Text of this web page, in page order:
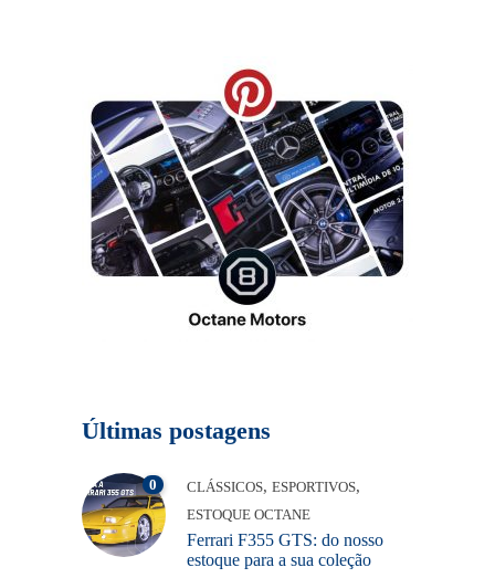
Últimas postagens
0 CLÁSSICOS, ESPORTIVOS,
ESTOQUE OCTANE
Ferrari F355 GTS: do nosso
estoque para a sua coleção